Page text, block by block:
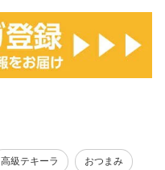
高級テキーラ おつまみ